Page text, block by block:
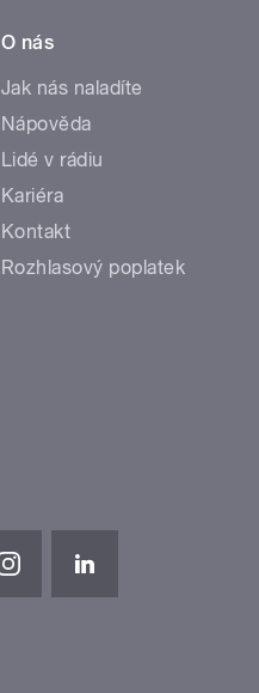
O nás
Jak nás naladíte
Nápověda
Lidé v rádiu
Kariéra
Kontakt
Rozhlasový poplatek